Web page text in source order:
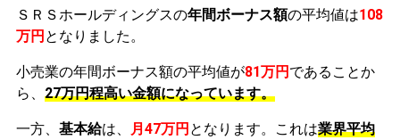
ＳＲＳホールディングスの年間ボーナス額の平均値は108
万円 となりました。
小売業の年間ボーナス額の平均値が81万円 であることか
ら、 27万円程高い金額になっています。
一方、 基本給は、 月47万円 となります。これは業界平均